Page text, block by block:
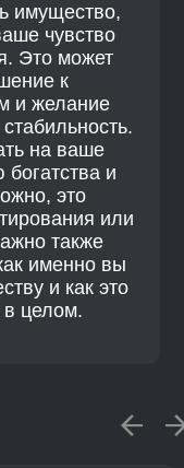
имущество,
чувство
Это может
к
и желание
на ваше
и
это
или
также
именно вы
и как это
в целом.